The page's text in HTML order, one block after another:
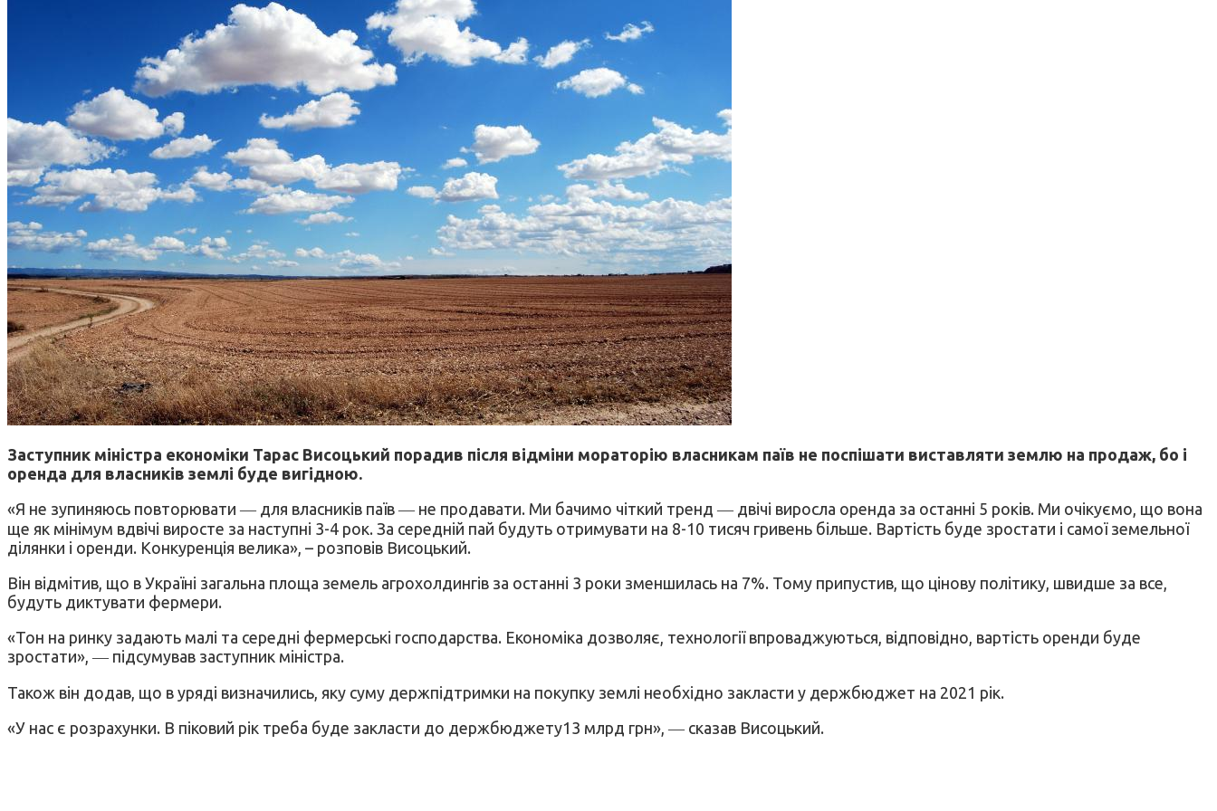
Заступник міністра економіки Тарас Висоцький порадив після відміни мораторію власникам паїв не поспішати виставляти землю на продаж, бо і
оренда для власників землі буде вигідною.
«Я не зупиняюсь повторювати ― для власників паїв ― не продавати. Ми бачимо чіткий тренд ― двічі виросла оренда за останні 5 років. Ми очікуємо, що вона
ще як мінімум вдвічі виросте за наступні 3-4 рок. За середній пай будуть отримувати на 8-10 тисяч гривень більше. Вартість буде зростати і самої земельної
ділянки і оренди. Конкуренція велика», – розповів Висоцький.
Він відмітив, що в Україні загальна площа земель агрохолдингів за останні 3 роки зменшилась на 7%. Тому припустив, що цінову політику, швидше за все,
будуть диктувати фермери.
«Тон на ринку задають малі та середні фермерські господарства. Економіка дозволяє, технології впроваджуються, відповідно, вартість оренди буде
зростати», ― підсумував заступник міністра.
Також він додав, що в уряді визначились, яку суму держпідтримки на покупку землі необхідно закласти у держбюджет на 2021 рік.
«У нас є розрахунки. В піковий рік треба буде закласти до держбюджету13 млрд грн», ― сказав Висоцький.